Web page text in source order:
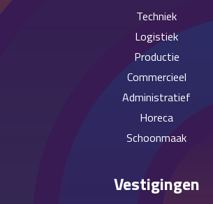
Techniek
Logistiek
Productie
Commercieel
Administratief
Horeca
Schoonmaak
Vestigingen